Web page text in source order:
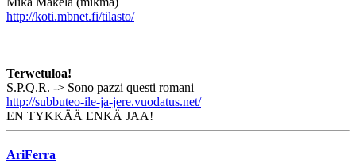
http://koti.mbnet.fi/tilasto/
Terwetuloa!
S.P.Q.R. -> Sono pazzi questi romani
http://subbuteo-ile-ja-jere.vuodatus.net/
EN TYKKÄÄ ENKÄ JAA!
AriFerra